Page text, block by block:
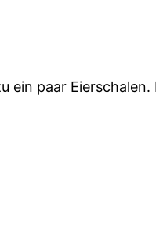
ein paar